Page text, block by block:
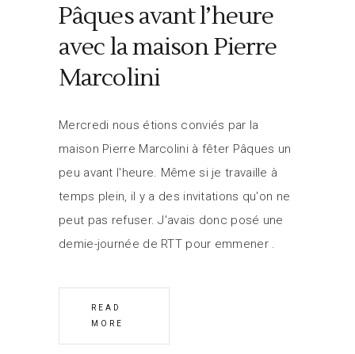
Pâques avant l’heure
avec la maison Pierre
Marcolini
Mercredi nous étions conviés par la
maison Pierre Marcolini à fêter Pâques un
peu avant l'heure. Même si je travaille à
temps plein, il y a des invitations qu'on ne
peut pas refuser. J'avais donc posé une
demie-journée de RTT pour emmener
READ
MORE